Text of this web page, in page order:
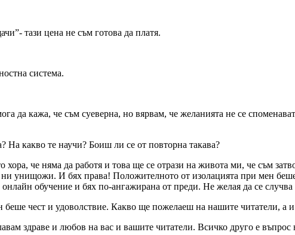
тази цена не съм готова да платя.
система.
да кажа, че съм суеверна, но вярвам, че желанията не се
На какво те научи? Боиш ли се от повторна такава?
че няма да работя и това ще се отрази на живота ми, че съм
ни унищожи. И бях права! Положителното от изолацията при мен
обучение и бях по-ангажирана от преди. Не желая да се
чест и удоволствие. Какво ще пожелаеш на нашите читатели, а и
здраве и любов на вас и вашите читатели. Всичко друго е